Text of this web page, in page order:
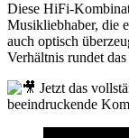
Diese HiFi-
Musikliebhaber, die
auch optisch
Verhältnis rundet
Jetzt das
beeindruckende